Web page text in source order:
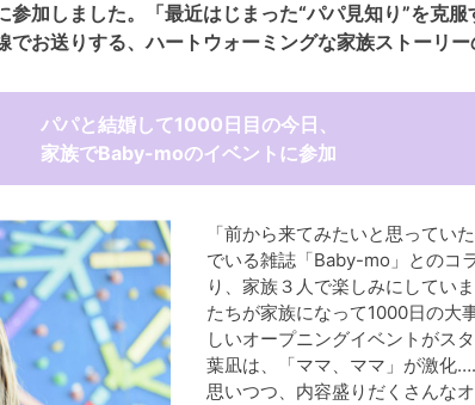
加しました。「最近はじまった“パパ見知り”を克
でお送りする、ハートウォーミングな家族ストーリ
パパと結婚して1000日目の今日、
家族でBaby-moのイベントに参加
「前から来てみたいと思ってい
でいる雑誌「Baby-mo」とのコ
り、家族３人で楽しみにしてい
たちが家族になって1000日の
しいオープニングイベントがス
葉凪は、「ママ、ママ」が激化
思いつつ、内容盛りだくさんな